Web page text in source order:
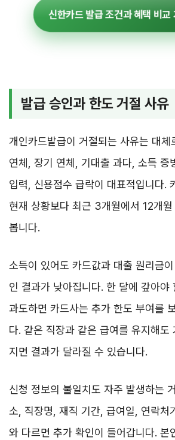
신한카드 발급 조건과 혜택 비교
발급 승인과 한도 거절 사유
개인카드발급이 거절되는 사유는 대체
연체, 장기 연체, 기대출 과다, 소득 증
입력, 신용점수 급락이 대표적입니다.
현재 상황보다 최근 3개월에서 12개월
봅니다.
소득이 있어도 카드값과 대출 원리금
인 결과가 낮아집니다. 한 달에 갚아야
과도하면 카드사는 추가 한도 부여를
다. 같은 직장과 같은 급여를 유지해도
지면 결과가 달라질 수 있습니다.
신청 정보의 불일치도 자주 발생하는
소, 직장명, 재직 기간, 급여일, 연락처
와 다르면 추가 확인이 들어갑니다. 본